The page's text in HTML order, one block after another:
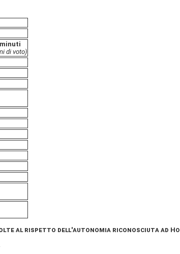
di voto)
al rispetto dell'autonomia riconosciuta ad